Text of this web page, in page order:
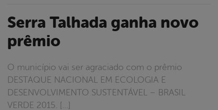
Serra Talhada ganha novo
prêmio
O município vai ser agraciado com o prêmio
DESTAQUE NACIONAL EM ECOLOGIA E
DESENVOLVIMENTO SUSTENTÁVEL – BRASIL
VERDE 2015. […]